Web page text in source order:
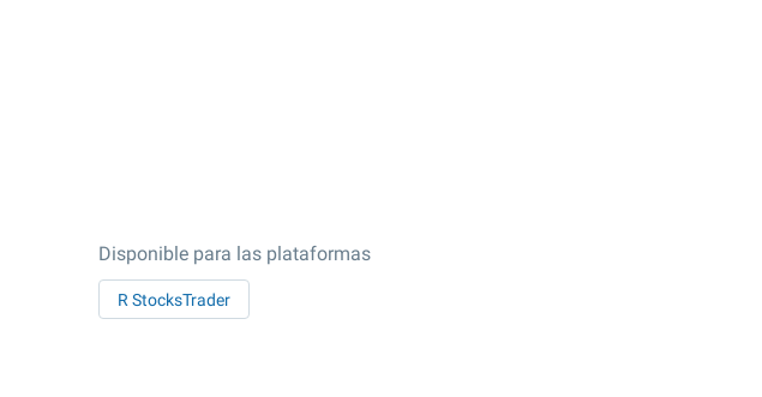
Disponible para las plataformas
R StocksTrader